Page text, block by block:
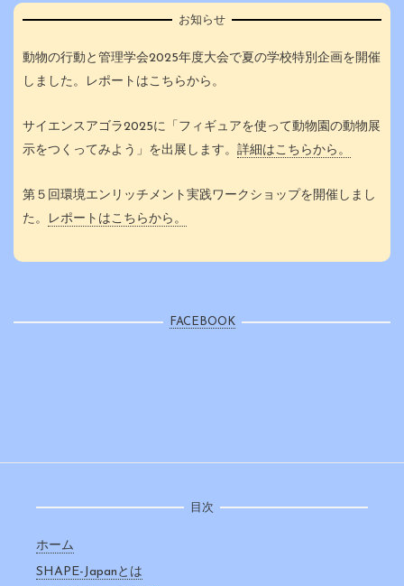
ゲ
ー
ョ
お知らせ
動物の行動と管理学会2025年度大会で夏の学校特別企画を開催
しました。レポートはこちらから。
サイエンスアゴラ2025に「フィギュアを使って動物園の動物展
示をつくってみよう」を出展します。 詳細はこちらから。
第５回環境エンリッチメント実践ワークショップを開催しまし
た。
レポートはこちらから。
FACEBOOK
目次
ホーム
SHAPE-Japanとは